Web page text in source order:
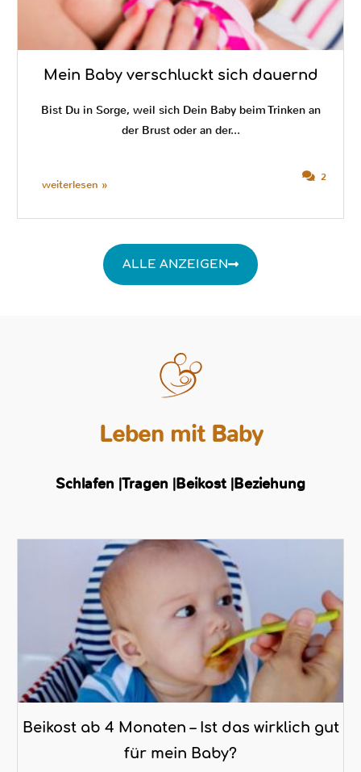
Mein Baby verschluckt sich dauernd
Bist Du in Sorge, weil sich Dein Baby beim Trinken an
der Brust oder an der...
2
weiterlesen »
ALLE ANZEIGEN
Leben mit Baby
Schlafen |Tragen |Beikost |Beziehung
Beikost ab 4 Monaten – Ist das wirklich gut
für mein Baby?